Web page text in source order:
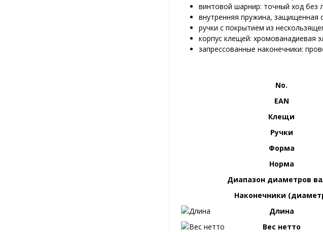
винтовой шарнир: точный ход без
внутренняя пружина, защищенная
ручки с покрытием из
корпус клещей: хромованадиевая
запрессованные наконечники:
No.
EAN
Клещи
Ручки
Форма
Норма
Диапазон диаметров
Наконечники
Длина
Вес нетто